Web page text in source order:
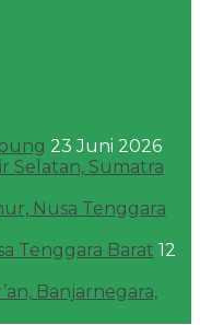
23 Juni 2026
Selatan, Sumatra
Nusa Tenggara
Tenggara Barat 12
Banjarnegara,